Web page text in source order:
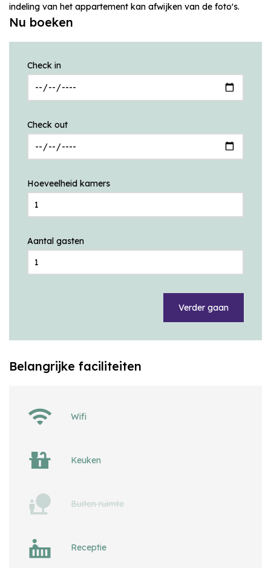
indeling van het appartement kan afwijken van de foto's.
Nu boeken
Check in
Check out
Hoeveelheid kamers
Aantal gasten
Verder gaan
Belangrijke faciliteiten
Wifi
Keuken
Buiten ruimte
Receptie